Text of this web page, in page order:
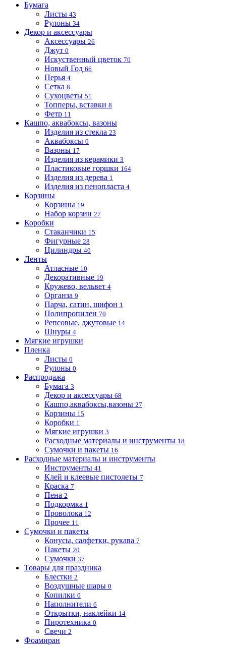
Бумага
Листы 43
Рулоны 34
Декор и аксессуары
Аксессуары 26
Джут 0
Искуственный цветок 70
Новый Год 66
Перья 4
Сетка 8
Сухоцветы 51
Топперы, вставки 8
Фетр 11
Кашпо, аквабоксы, вазоны
Изделия из стекла 23
Аквабоксы 0
Вазоны 17
Изделия из керамики 3
Пластиковые горшки 164
Изделия из дерева 1
Изделия из пенопласта 4
Корзины
Корзины 19
Набор корзин 27
Коробки
Стаканчики 15
Фигурные 28
Цилиндры 40
Ленты
Атласные 10
Декоративные 19
Кружево, вельвет 4
Органза 9
Парча, сатин, шифон 1
Полипропилен 70
Репсовые, джутовые 14
Шнуры 4
Мягкие игрушки
Пленка
Листы 0
Рулоны 0
Распродажа
Бумага 3
Декор и аксессуары 68
Кашпо,аквабоксы,вазоны 27
Корзины 15
Коробки 1
Мягкие игрушки 3
Расходные материалы и инструменты 18
Сумочки и пакеты 16
Расходные материалы и инструменты
Инструменты 41
Клей и клеевые пистолеты 7
Краска 7
Пена 2
Подкормка 1
Проволока 12
Прочее 11
Сумочки и пакеты
Конусы, салфетки, рукава 7
Пакеты 20
Сумочки 37
Товары для праздника
Блестки 2
Воздушные шары 0
Копилки 0
Наполнители 6
Открытки, наклейки 14
Пиротехника 0
Свечи 2
Фоамиран